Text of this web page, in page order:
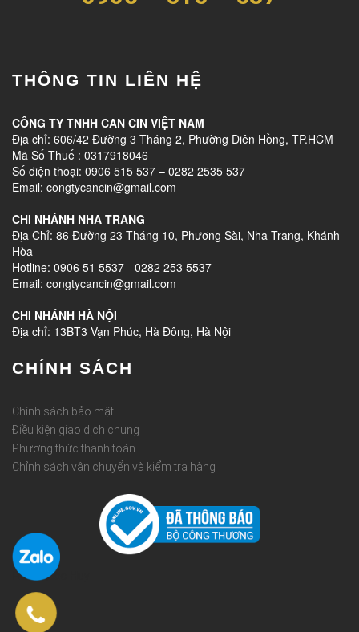
THÔNG TIN LIÊN HỆ
CÔNG TY TNHH CAN CIN VIỆT NAM
Địa chỉ: 606/42 Đường 3 Tháng 2, Phường Diên Hồng, TP.HCM
Mã Số Thuế : 0317918046
Số điện thoại: 0906 515 537 – 0282 2535 537
Email: congtycancin@gmail.com
CHI NHÁNH NHA TRANG
Địa Chỉ: 86 Đường 23 Tháng 10, Phương Sài, Nha Trang, Khánh
Hòa
Hotline: 0906 51 5537 - 0282 253 5537
Email: congtycancin@gmail.com
CHI NHÁNH HÀ NỘI
Địa chỉ: 13BT3 Vạn Phúc, Hà Đông, Hà Nội
CHÍNH SÁCH
Chính sách bảo mật
Điều kiện giao dịch chung
Phương thức thanh toán
Chỉnh sách vận chuyển và kiểm tra hàng
Rèm Quốc Huy